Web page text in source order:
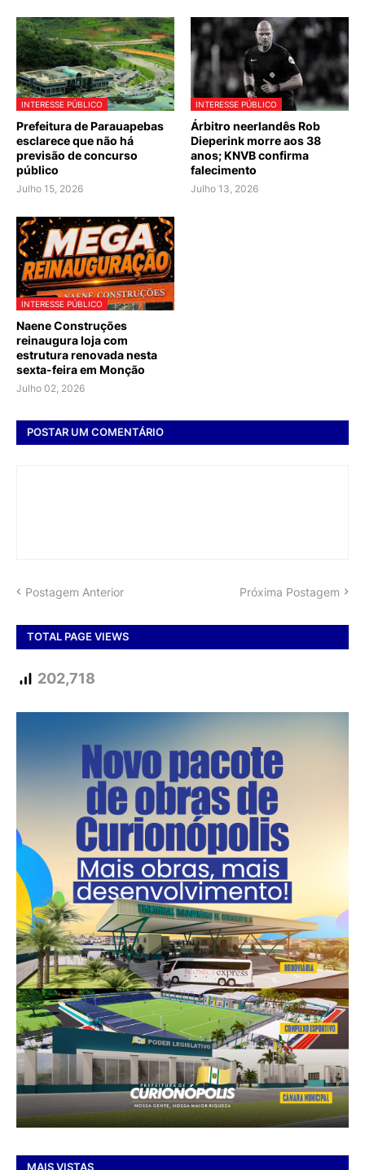
INTERESSE PÚBLICO
Prefeitura de Parauapebas
esclarece que não há
previsão de concurso
público
Julho 15, 2026
INTERESSE PÚBLICO
Árbitro neerlandês Rob
Dieperink morre aos 38
anos; KNVB confirma
falecimento
Julho 13, 2026
INTERESSE PÚBLICO
Naene Construções
reinaugura loja com
estrutura renovada nesta
sexta-feira em Monção
Julho 02, 2026
POSTAR UM COMENTÁRIO
Postagem Anterior Próxima Postagem
TOTAL PAGE VIEWS
202,718
MAIS VISTAS